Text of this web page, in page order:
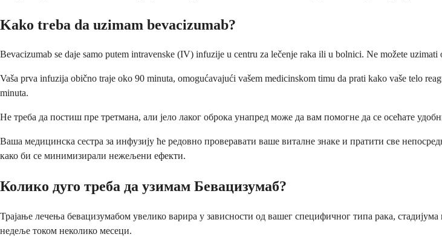
Kako treba da uzimam bevacizumab?
Bevacizumab se daje samo putem intravenske (IV) infuzije u centru za lečenje raka ili u bolnici. Ne možete
Vaša prva infuzija obično traje oko 90 minuta, omogućavajući vašem medicinskom timu da prati kako vaše telo
minuta.
Не треба да постиш пре третмана, али јело лаког оброка унапред може да вам помогне да се осећате
Ваша медицинска сестра за инфузију ће редовно проверавати ваше виталне знаке и пратити све
како би се минимизирали нежељени ефекти.
Колико дуго треба да узимам Бевацизумаб?
Трајање лечења бевацизумабом увелико варира у зависности од вашег специфичног типа рака,
недеље током неколико месеци.